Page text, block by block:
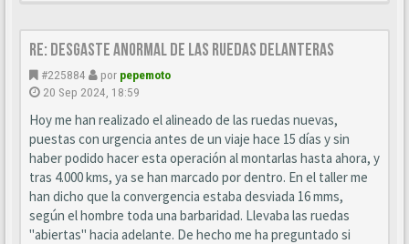
Re: Desgaste anormal de las ruedas delanteras
#225884 por pepemoto
20 Sep 2024, 18:59
Hoy me han realizado el alineado de las ruedas nuevas,
puestas con urgencia antes de un viaje hace 15 días y sin
haber podido hacer esta operación al montarlas hasta ahora, y
tras 4.000 kms, ya se han marcado por dentro. En el taller me
han dicho que la convergencia estaba desviada 16 mms,
según el hombre toda una barbaridad. Llevaba las ruedas
"abiertas" hacia adelante. De hecho me ha preguntado si